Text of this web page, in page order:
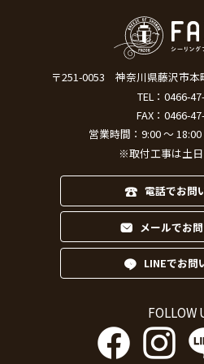
〒251-0053
神奈川県藤沢市本
TEL： 0466-
FAX：0466-
営業時間：9:00 ～ 18:00
※取付工事は土
電話でお問
メールでお
LINEでお問
FOLLOW